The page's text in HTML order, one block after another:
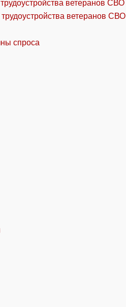
ветеранов СВО
спроса